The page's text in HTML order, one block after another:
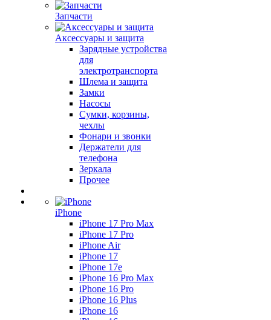
Запчасти
Аксессуары и защита
Зарядные устройства
для
электротранспорта
Шлема и защита
Замки
Насосы
Сумки, корзины,
чехлы
Фонари и звонки
Держатели для
телефона
Зеркала
Прочее
iPhone
iPhone 17 Pro Max
iPhone 17 Pro
iPhone Air
iPhone 17
iPhone 17e
iPhone 16 Pro Max
iPhone 16 Pro
iPhone 16 Plus
iPhone 16